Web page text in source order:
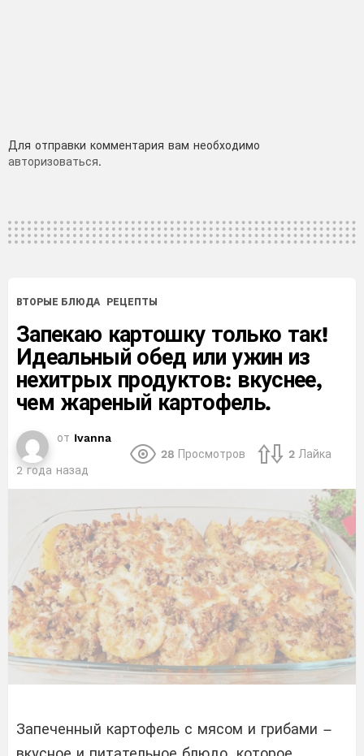
Добавить
комментарий
Для отправки комментария вам необходимо
авторизоваться.
ВТОРЫЕ БЛЮДА РЕЦЕПТЫ
Запекаю картошку только так!
Идеальный обед или ужин из
нехитрых продуктов: вкуснее,
чем жареный картофель.
от Ivanna
2 года назад
28 Просмотров 2 Лайка
Запеченный картофель с мясом и грибами –